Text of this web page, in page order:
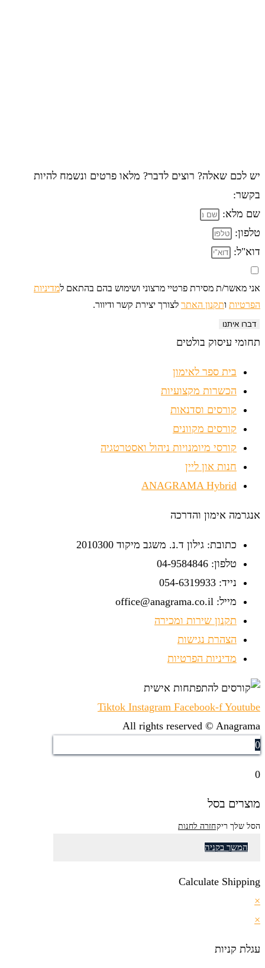
יש לכם שאלה? רוצים לדבר? מלאו פרטים ונשמח להיות
בקשר:
שם מלא:
טלפון:
דוא"ל:
אני מאשר/ת מסירת פרטיי מרצוני ושימוש בהם בהתאם למדיניות
הפרטיות ותקנון האתר לצורך יצירת קשר ודיוור.
דברו איתנו
תחומי עיסוק בולטים
בית ספר לאימון
הכשרות מקצועיות
קורסים וסדנאות
קורסים מקוונים
קורסי מיומנויות ניהול ואסטרטגיה
חנות און ליין
ANAGRAMA Hybrid
אנגרמה אימון והדרכה
כתובת: גילון ד.נ. משגב מיקוד 2010300
טלפון: 04-9584846
נייד: 054-6319933
מייל: office@anagrama.co.il
תקנון שירות ומכירה
הצהרת נגישות
מדיניות הפרטיות
Tiktok Instagram Facebook-f Youtube
All rights reserved © Anagrama
0
0
מוצרים בסל
הסל שלך ריקחזרה לחנות
המשך בקניה
Calculate Shipping
×
×
עגלת קניות